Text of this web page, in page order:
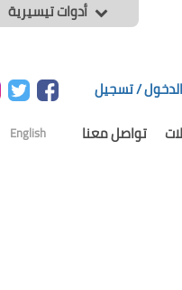
أدوات تيسيرية
/ تسجيل
English تواصل معنا